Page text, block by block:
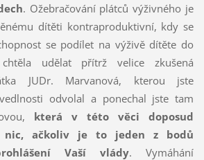
. Ožebračování plátců výživného je
dítěti kontraproduktivní, kdy se
se podílet na výživě dítěte do
udělat přítrž velice zkušená
JUDr. Marvanová, kterou jste
odvolal a ponechal jste tam
která v této věci doposud
nic, ačkoliv je to jeden z bodů
Vaší vlády. Vymáhání